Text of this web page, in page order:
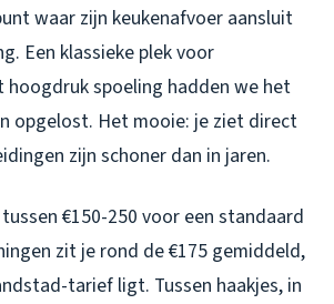
waar zijn keukenafvoer aansluit
Een klassieke plek voor
hoogdruk spoeling hadden we het
opgelost. Het mooie: je ziet direct
zijn schoner dan in jaren.
€150-250 voor een standaard
zit je rond de €175 gemiddeld,
tarief ligt. Tussen haakjes, in